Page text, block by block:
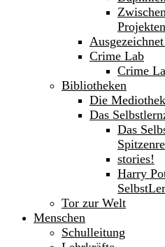
Crime Lab
Crime
Bibliotheken
Die Mediothek
Das
Das
stories!
Harry
Tor zur Welt
Menschen
Schulleitung